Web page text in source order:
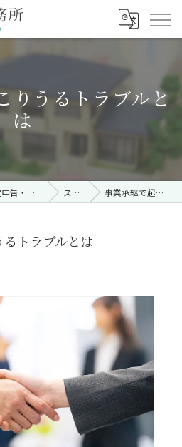
りうるトラブルと
は
群馬で税理士｜相続・確定申告・契約時・無料相談なら「桂川淳税理士事務所」 ストーリー 事業承継で起こりうるトラブルとは
トラブルとは